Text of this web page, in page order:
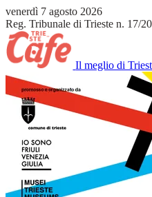
venerdì 7 agosto 2026
Reg. Tribunale di Trieste n. 17/
Il meglio di